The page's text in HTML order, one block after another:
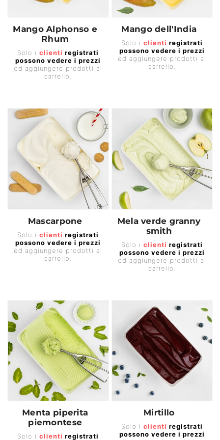
Mango Alphonso e
Rhum
Prezzo
di
Solo iclienti registrati
possono vedere i prezzi
ed aggiungere prodotti al
carrello.
Mango dell'India
Prezzo
di
Solo i clienti registrati
possono vedere i prezzi
ed aggiungere prodotti al
carrello.
Mascarpone
Prezzo
di
Solo iclienti registrati
possono vedere i prezzi
ed aggiungere prodotti al
carrello.
Mela verde granny
smith
Prezzo
di
Solo i clienti registrati
possono vedere i prezzi
ed aggiungere prodotti al
carrello.
Menta piperita
piemontese
Prezzo
Solo iclienti registrati
Mirtillo
Prezzo
di
Solo i clienti registrati
possono vedere i prezzi